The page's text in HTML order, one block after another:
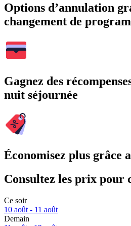
Options d’annulation
changement de
Gagnez des
nuit séjournée
Économisez plus grâce
Consultez les prix pour
Ce soir
10 août - 11 août
Demain